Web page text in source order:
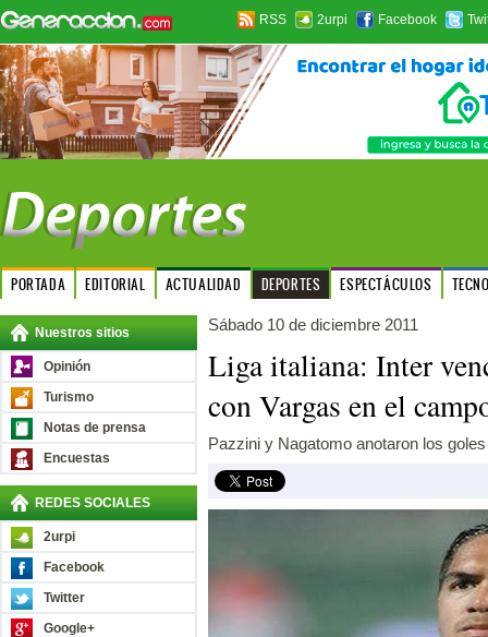
RSS 2urpi Facebook
PORTADA EDITORIAL ACTUALIDAD DEPORTES ESPECTÁCULOS
Nuestros sitios
Opinión
Turismo
Notas de prensa
Encuestas
REDES SOCIALES
2urpi
Facebook
Twitter
Google+
Sábado 10 de diciembre 2011
Liga italiana: Inter
con Vargas en el
Pazzini y Nagatomo anotaron los